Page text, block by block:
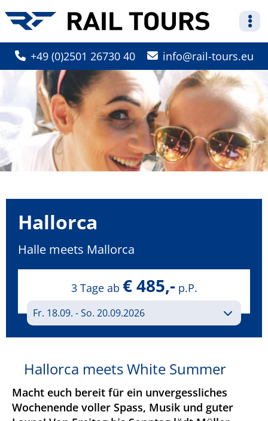
+49 (0)2501 26730 40 info rail-tours.eu
Hallorca
Halle meets Mallorca
3 Tage ab € 485,-p.P.
Hallorca meets White Summer
Macht euch bereit für ein unvergessliches
Wochenende voller Spass, Musik und guter